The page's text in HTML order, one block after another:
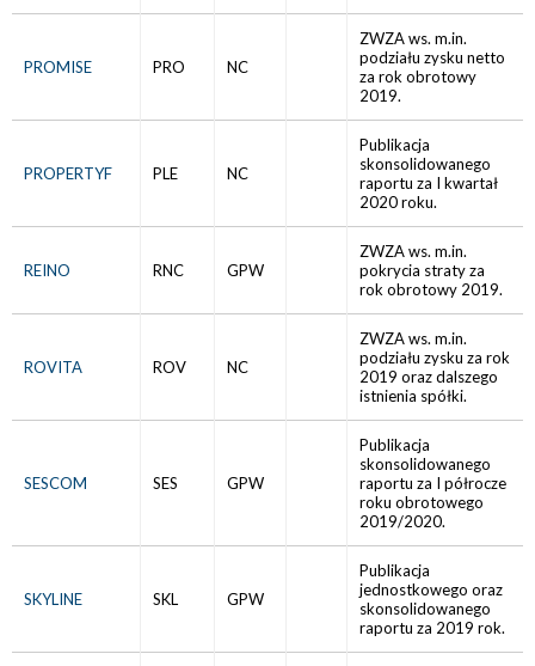
PROMISE PRO NC
ZWZA ws. m.in.
podziału zysku netto
za rok obrotowy
2019.
PROPERTYF PLE NC
Publikacja
skonsolidowanego
raportu za I kwartał
2020 roku.
REINO RNC GPW
ZWZA ws. m.in.
pokrycia straty za
rok obrotowy 2019.
ROVITA ROV NC
ZWZA ws. m.in.
podziału zysku za rok
2019 oraz dalszego
istnienia spółki.
SESCOM SES GPW
Publikacja
skonsolidowanego
raportu za I półrocze
roku obrotowego
2019/2020.
SKYLINE SKL GPW
Publikacja
jednostkowego oraz
skonsolidowanego
raportu za 2019 rok.